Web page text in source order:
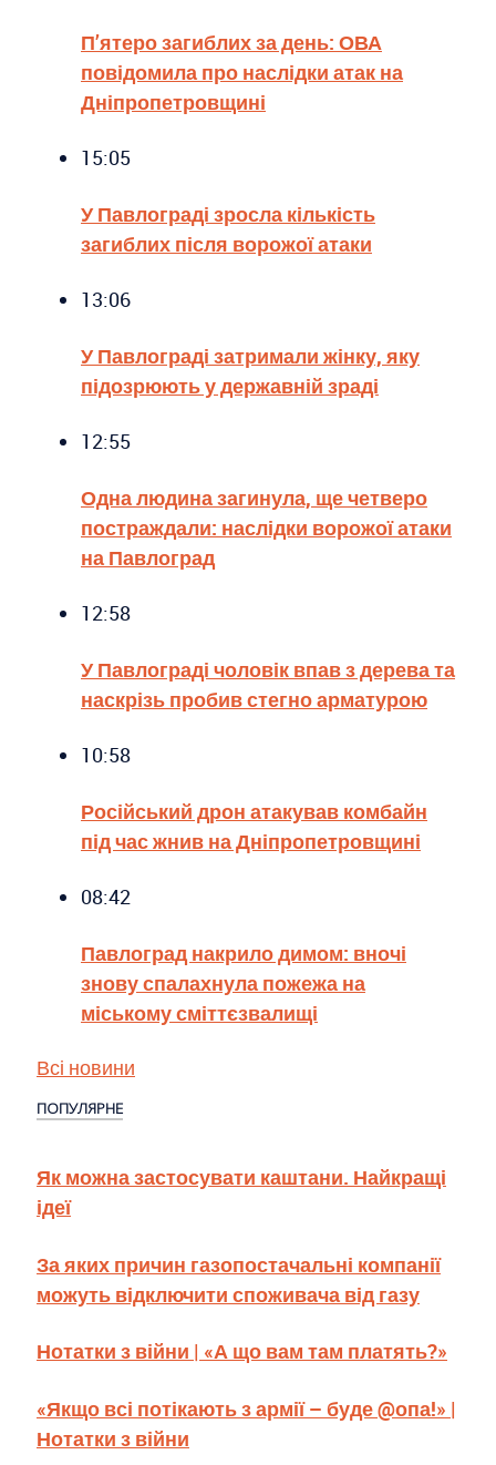
П’ятеро загиблих за день: ОВА
повідомила про наслідки атак на
Дніпропетровщині
15:05
У Павлограді зросла кількість
загиблих після ворожої атаки
13:06
У Павлограді затримали жінку, яку
підозрюють у державній зраді
12:55
Одна людина загинула, ще четверо
постраждали: наслідки ворожої атаки
на Павлоград
12:58
У Павлограді чоловік впав з дерева та
наскрізь пробив стегно арматурою
10:58
Російський дрон атакував комбайн
під час жнив на Дніпропетровщині
08:42
Павлоград накрило димом: вночі
знову спалахнула пожежа на
міському сміттєзвалищі
Всі новини
ПОПУЛЯРНЕ
Як можна застосувати каштани. Найкращі
ідеї
За яких причин газопостачальні компанії
можуть відключити споживача від газу
Нотатки з війни | «А що вам там платять?»
«Якщо всі потікають з армії – буде @опа!» |
Нотатки з війни